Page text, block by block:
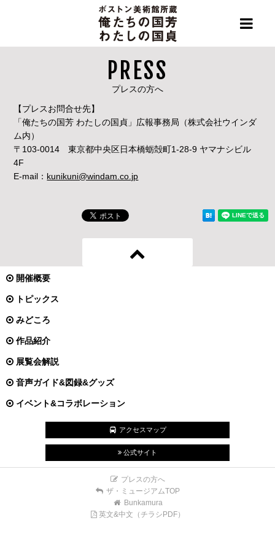
PRESS
プレスの方へ
【プレスお問合せ先】
「俺たちの国芳 わたしの国貞」広報事務局（株式会社ウインダ
ム内）
〒103-0014 東京都中央区日本橋蛎殻町1-28-9 ヤマナシビル
4F
E-mail： kunikuni@windam.co.jp
開催概要
トピックス
みどころ
作品紹介
展覧会解説
音声ガイド&図録&グッズ
イベント&コラボレーション
アクセスマップ
公式サイト
プレスの方へ
ザ・ミュージアムTOP
Bunkamura
英文&中文（チラシPDF）